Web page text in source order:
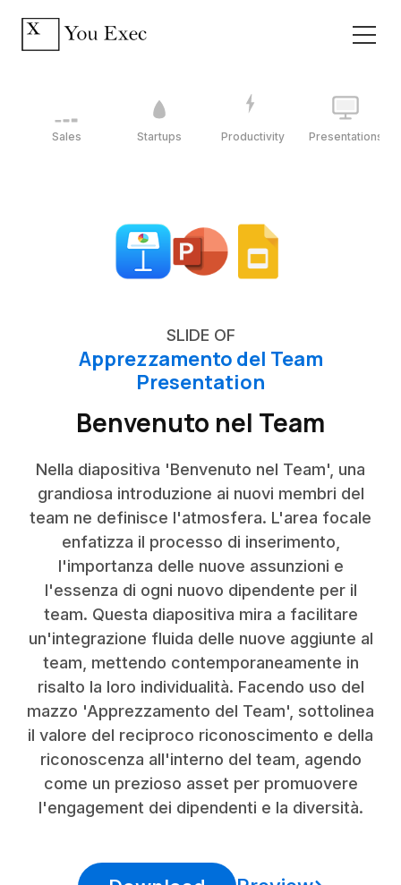
Sales Startups Productivity Presentations
SLIDE OF
Apprezzamento del Team
Presentation
Benvenuto nel Team
Nella diapositiva 'Benvenuto nel Team', una
grandiosa introduzione ai nuovi membri del
team ne definisce l'atmosfera. L'area focale
enfatizza il processo di inserimento,
l'importanza delle nuove assunzioni e
l'essenza di ogni nuovo dipendente per il
team. Questa diapositiva mira a facilitare
un'integrazione fluida delle nuove aggiunte al
team, mettendo contemporaneamente in
risalto la loro individualità. Facendo uso del
mazzo 'Apprezzamento del Team', sottolinea
il valore del reciproco riconoscimento e della
riconoscenza all'interno del team, agendo
come un prezioso asset per promuovere
l'engagement dei dipendenti e la diversità.